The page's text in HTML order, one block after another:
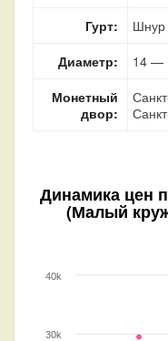
Гурт:
Шнур
Диаметр:
14 —
Монетный
двор:
Динамика цен
(Малый
30k
40k